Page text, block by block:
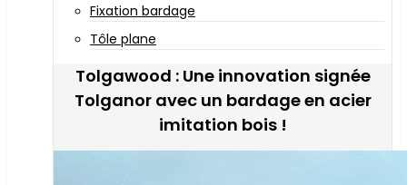
Fixation bardage
Tôle plane
Tolgawood : Une innovation signée
Tolganor avec un bardage en acier
imitation bois !